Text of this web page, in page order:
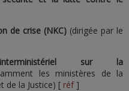
de crise (NKC) (dirigée par le
sur la
les ministères de la
de la Justice) [ réf]